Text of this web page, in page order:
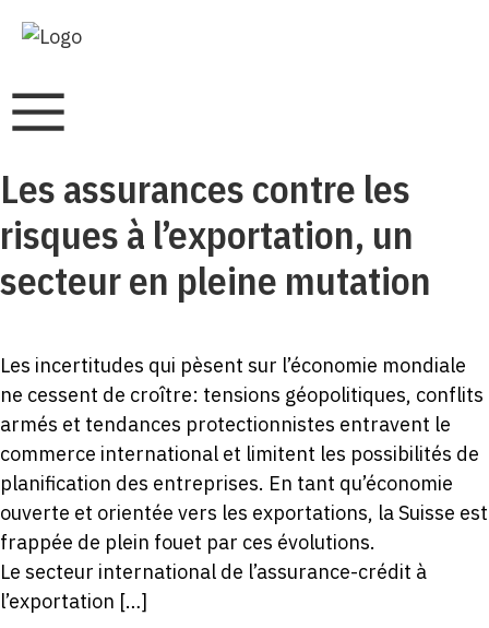
Les assurances contre les
risques à l’exportation, un
secteur en pleine mutation
Les incertitudes qui pèsent sur l’économie mondiale
ne cessent de croître: tensions géopolitiques, conflits
armés et tendances protectionnistes entravent le
commerce international et limitent les possibilités de
planification des entreprises. En tant qu’économie
ouverte et orientée vers les exportations, la Suisse est
frappée de plein fouet par ces évolutions.
Le secteur international de l’assurance-crédit à
l’exportation […]